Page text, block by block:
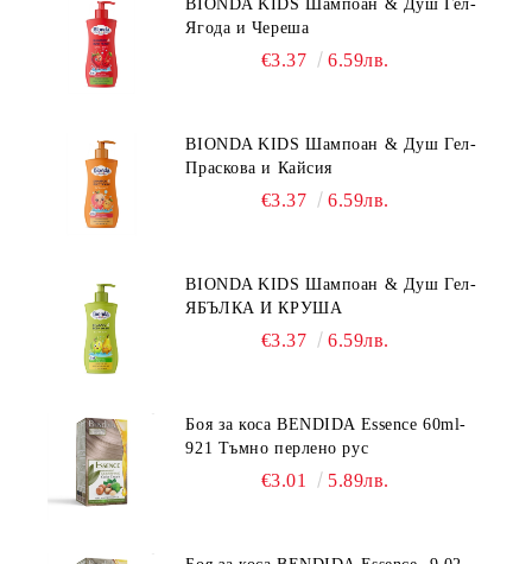
BIONDA KIDS Шампоан & Душ Гел-
Ягода и Череша
€3.37 6.59лв.
BIONDA KIDS Шампоан & Душ Гел-
Праскова и Кайсия
€3.37 6.59лв.
BIONDA KIDS Шампоан & Душ Гел-
ЯБЪЛКА И КРУША
€3.37 6.59лв.
Боя за коса BENDIDA Essence 60ml-
921 Тъмно перлено рус
€3.01 5.89лв.